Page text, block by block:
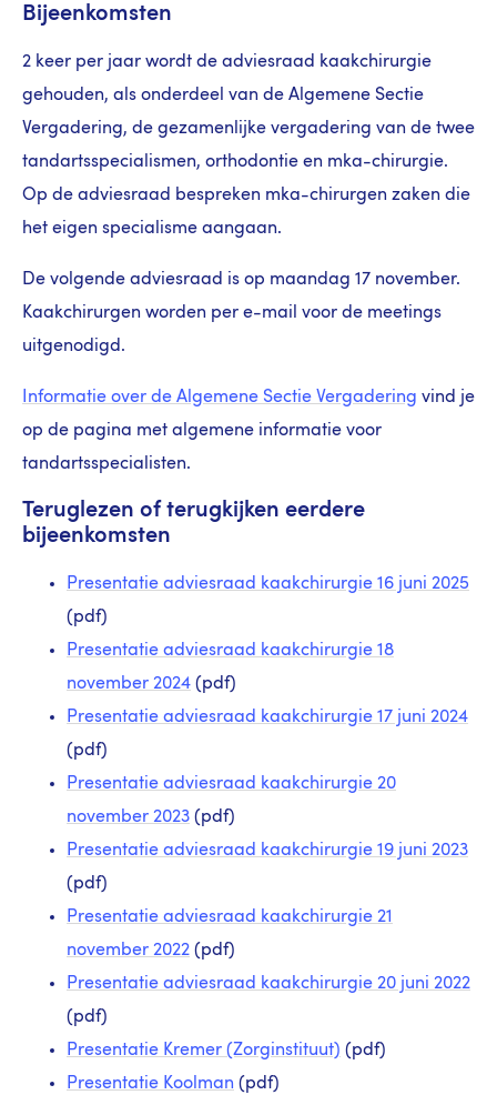
Bijeenkomsten
2 keer per jaar wordt de adviesraad kaakchirurgie
gehouden, als onderdeel van de Algemene Sectie
Vergadering, de gezamenlijke vergadering van de twee
tandartsspecialismen, orthodontie en mka-chirurgie.
Op de adviesraad bespreken mka-chirurgen zaken die
het eigen specialisme aangaan.
De volgende adviesraad is op maandag 17 november.
Kaakchirurgen worden per e-mail voor de meetings
uitgenodigd.
Informatie over de Algemene Sectie Vergadering vind je
op de pagina met algemene informatie voor
tandartsspecialisten.
Teruglezen of terugkijken eerdere
bijeenkomsten
Presentatie adviesraad kaakchirurgie 16 juni 2025
(pdf)
Presentatie adviesraad kaakchirurgie 18
november 2024 (pdf)
Presentatie adviesraad kaakchirurgie 17 juni 2024
(pdf)
Presentatie adviesraad kaakchirurgie 20
november 2023 (pdf)
Presentatie adviesraad kaakchirurgie 19 juni 2023
(pdf)
Presentatie adviesraad kaakchirurgie 21
november 2022 (pdf)
Presentatie adviesraad kaakchirurgie 20 juni 2022
(pdf)
Presentatie Kremer (Zorginstituut) (pdf)
Presentatie Koolman (pdf)